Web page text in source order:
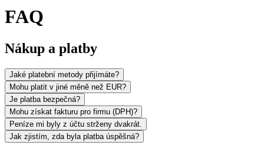
FAQ
Nákup a platby
Jaké platební metody přijímáte?
Mohu platit v jiné měně než EUR?
Je platba bezpečná?
Mohu získat fakturu pro firmu (DPH)?
Peníze mi byly z účtu strženy dvakrát.
Jak zjistím, zda byla platba úspěšná?